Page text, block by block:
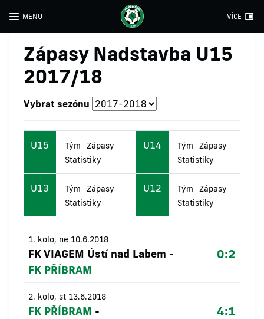
MENU VÍCE
Zápasy Nadstavba U15
2017/18
Vybrat sezónu
U15 Tým
Zápasy
Statistiky
U14 Tým
Zápasy
Statistiky
U13 Tým
Zápasy
Statistiky
U12 Tým
Zápasy
Statistiky
1. kolo, ne 10.6.2018
FK VIAGEM Ústí nad Labem -
FK PŘÍBRAM
0:2
2. kolo, st 13.6.2018
FK PŘÍBRAM -
4:1